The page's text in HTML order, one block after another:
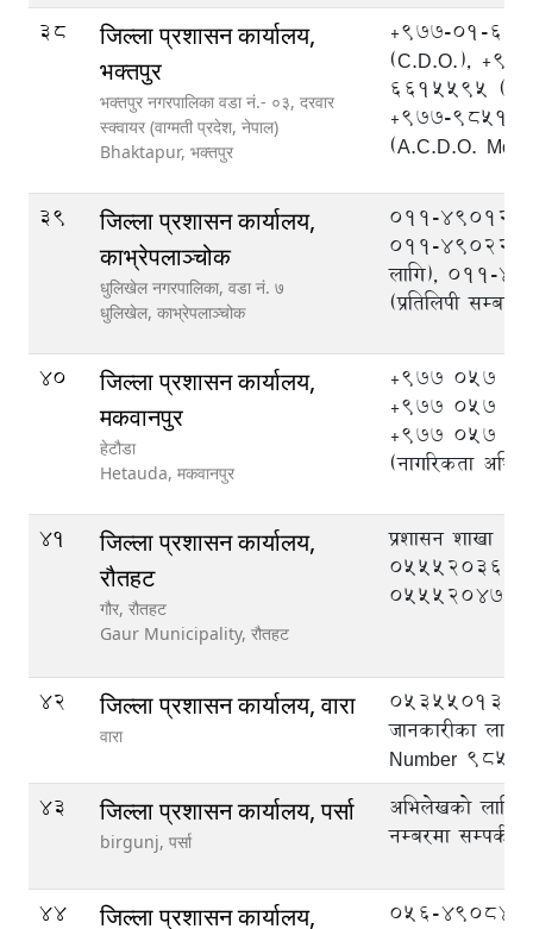
38
जिल्ला प्रशासन कार्यालय,
भक्तपुर
भक्तपुर नगरपालिका वडा नं.- ०३, दरवार
स्क्वायर (वाग्मती प्रदेश, नेपाल)
Bhaktapur, भक्तपुर
+977-01-
(C.D.O.),
6615595
+977-
(A.C.D.O.
39
जिल्ला प्रशासन कार्यालय,
काभ्रेपलाञ्‍चोक
धुलिखेल नगरपालिका, वडा नं. ७
धुलिखेल, काभ्रेपलाञ्चोक
०११-४९०१२३,
०११-४९०२२३
लागि), ०११-
(प्रतिलिपी
40
जिल्ला प्रशासन कार्यालय,
मकवानपुर
हेटौडा
Hetauda, मकवानपुर
+977 057
+977 057
+977 057
(नागरिकता
41
जिल्ला प्रशासन कार्यालय,
रौतहट
गौर, रौतहट
Gaur Municipality, रौतहट
प्रशासन शाखा
055520369,
055520470
42 जिल्ला प्रशासन कार्यालय, वारा
वारा
053550133
जानकारीका
Number
43
जिल्ला प्रशासन कार्यालय, पर्सा
birgunj, पर्सा
अभिलेखको लागि
नम्बरमा सम्पर्क
44 जिल्ला प्रशासन कार्यालय,
056-